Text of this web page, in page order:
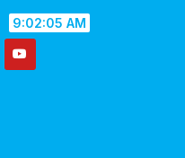
9:02:06 AM